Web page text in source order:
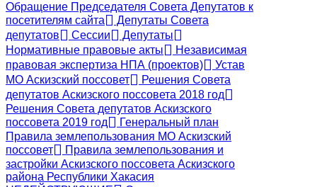
Обращение Председателя Совета Депутатов к
посетителям сайта
Депутаты Совета
депутатов
Сессии
Депутаты
Нормативные правовые акты
Независимая
правовая экспертиза НПА (проектов)
Устав
МО Аскизский поссовет
Решения Совета
депутатов Аскизского поссовета 2018 год
Решения Совета депутатов Аскизского
поссовета 2019 год
Генеральный план
Правила землепользования МО Аскизский
поссовет
Правила землепользования и
застройки Аскизского поссовета Аскизского
района Республики Хакасия